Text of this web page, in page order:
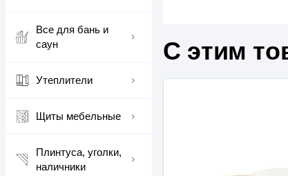
Все для бань и
саун
Утеплители
Щиты мебельные
Плинтуса, уголки,
наличники
С этим